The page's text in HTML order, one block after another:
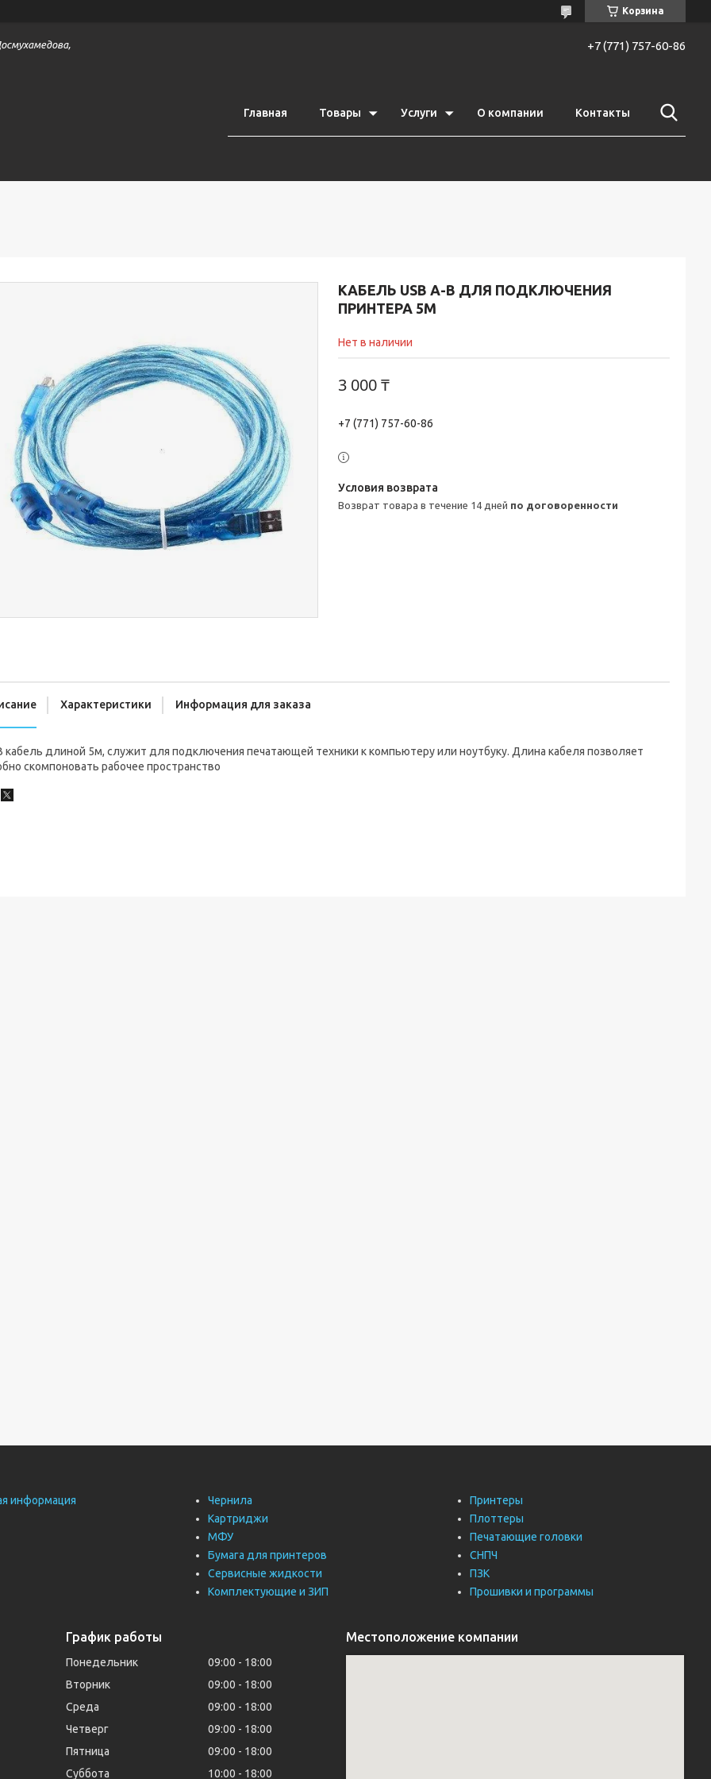
Корзина
+7 (771) 757-60-86
Главная Товары Услуги О компании Контакты
КАБЕЛЬ USB A-B ДЛЯ ПОДКЛЮЧЕНИЯ
ПРИНТЕРА 5М
Нет в наличии
3 000 ₸
+7 (771) 757-60-86
возврат товара в течение 14 дней по договоренности
Характеристики Информация для заказа
кабель длиной 5м, служит для подключения печатающей техники к компьютеру или ноутбуку. Длина кабеля позволяет
скомпоновать рабочее пространство
информация
Чернила
Картриджи
МФУ
Бумага для принтеров
Сервисные жидкости
Комплектующие и ЗИП
Принтеры
Плоттеры
Печатающие головки
СНПЧ
ПЗК
Прошивки и программы
График работы
Понедельник 09:00
18:00
Вторник
09:00
18:00
Среда
09:00
18:00
Четверг
09:00
18:00
Пятница
09:00
18:00
Суббота
10:00 18:00
Местоположение компании